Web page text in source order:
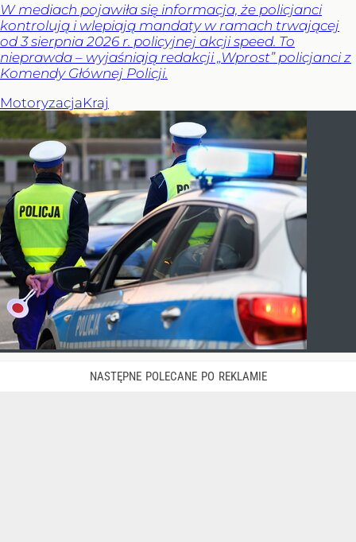
W mediach pojawiła się informacja, że policjanci
kontrolują i wlepiają mandaty w ramach trwającej
od 3 sierpnia 2026 r. policyjnej akcji speed. To
nieprawda – wyjaśniają redakcji „Wprost” policjanci z
Komendy Głównej Policji.
MotoryzacjaKraj